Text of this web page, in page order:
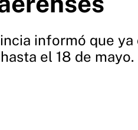
informó que
el 18 de mayo.